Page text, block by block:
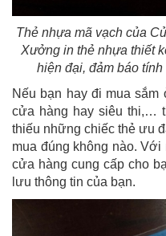
Thẻ nhựa mã vạch của
Xưởng in thẻ nhựa thiết
hiện đại, đảm báo
Nếu bạn hay đi mua
cửa hàng hay siêu thi,…
thiếu những chiếc thẻ ưu
mua đúng không nào.
cửa hàng cung cấp cho
lưu thông tin của bạn.